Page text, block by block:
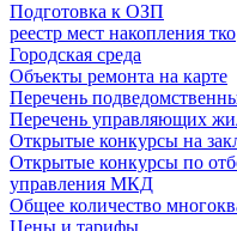
Подготовка к ОЗП
реестр мест накопления тко
Городская среда
Объекты ремонта на карте
Перечень
Перечень управляющих
Открытые конкурсы на
Открытые конкурсы по
управления МКД
Общее количество
Цены и тарифы